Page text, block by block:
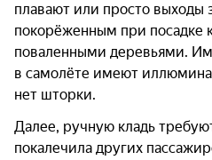
плавают или просто выходы
покорёженным при посадке
поваленными деревьями.
в самолёте имеют
нет шторки.
Далее, ручную кладь
покалечила других